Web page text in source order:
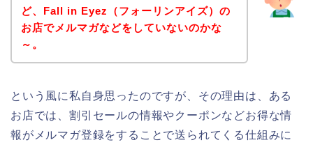
ど、Fall in Eyez（フォーリンアイズ）の
お店でメルマガなどをしていないのかな
～。
という風に私自身思ったのですが、その理由は、ある
お店では、割引セールの情報やクーポンなどお得な情
報がメルマガ登録をすることで送られてくる仕組みに